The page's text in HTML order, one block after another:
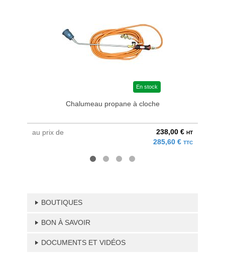
En stock
Chalumeau propane à cloche
au prix de 238,00 € HT
285,60 € TTC
BOUTIQUES
BON À SAVOIR
DOCUMENTS ET VIDÉOS